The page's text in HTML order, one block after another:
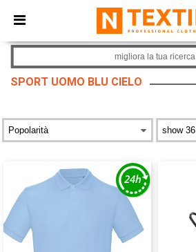
× App Ntextil
Prezzi migliori sull'app!
SPORT UOMO BLU CIELO
migliora la tua ricerca